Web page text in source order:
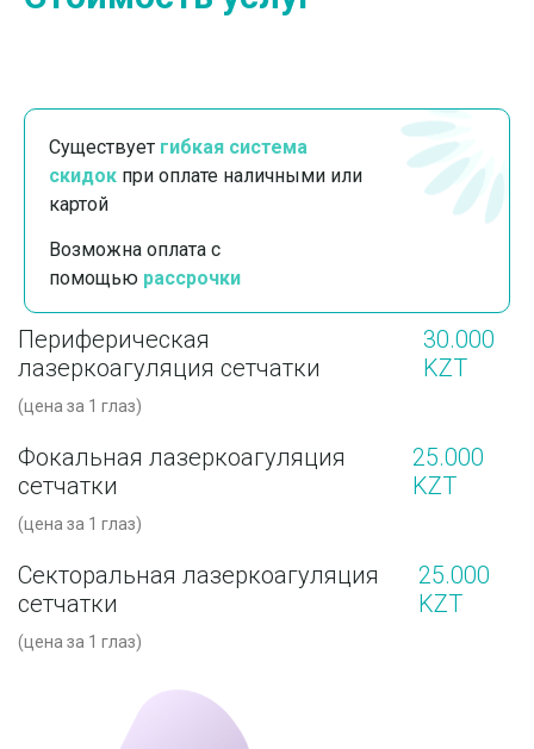
Существует гибкая система
скидок при оплате наличными или
картой
Возможна оплата с
помощью рассрочки
Периферическая
лазеркоагуляция сетчатки
30.000
KZT
(цена за 1 глаз)
Фокальная лазеркоагуляция
сетчатки
25.000
KZT
(цена за 1 глаз)
Секторальная лазеркоагуляция
сетчатки
25.000
KZT
(цена за 1 глаз)